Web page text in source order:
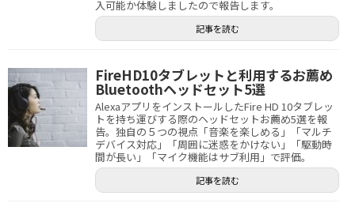
入可能か体験しましたので報告します。
記事を読む
FireHD10タブレットと利用するお薦め
Bluetoothヘッドセット5選
AlexaアプリをインストールしたFire HD 10タブレッ
トを持ち運びする際のヘッドセットお薦め5選を報
告。独自の５つの視点「音楽を楽しめる」「マルチ
デバイス対応」「周囲に迷惑をかけない」「駆動時
間が長い」「マイク機能はサブ利用」で評価。
記事を読む